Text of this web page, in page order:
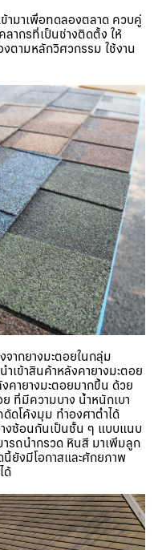
ามาเพื่อทดลองตลาด ควบคู่
ากรที่เป็นช่างติดตั้ง ให้
ตามหลักวิศวกรรม ใช้งาน
ากยางมะตอยในกลุ่ม
เข้าสินค้าหลังคายางมะตอย
คายางมะตอยมากขึ้น ด้วย
ที่มีความบาง น้ำหนักเบา
ดโค้งมุม ทำองศาต่ำได้
างซ้อนกันเป็นชั้น ๆ แบบแนบ
รถนำกรวด หินสี มาเพิ่มลูก
นี้ยังมีโอกาสและศักยภาพ
ด้